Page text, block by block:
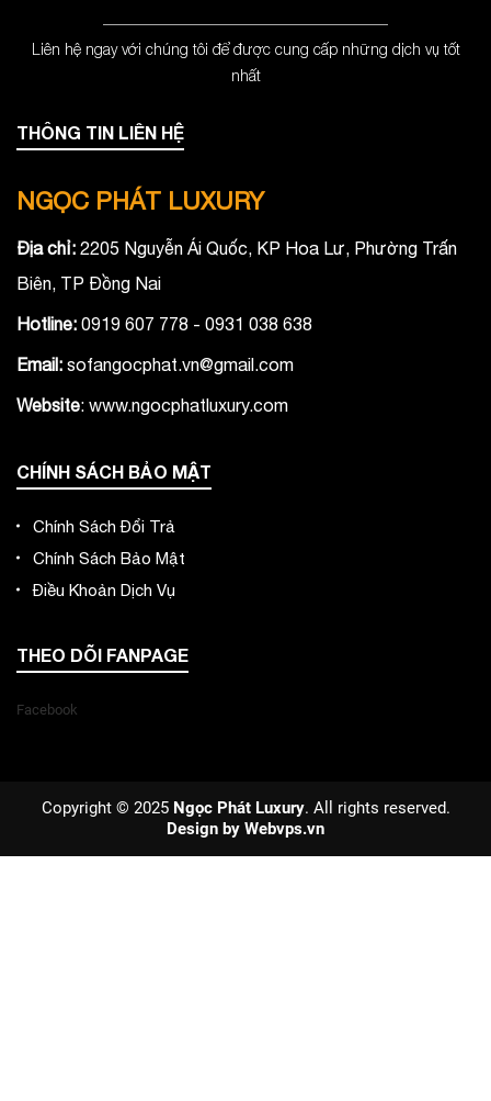
Liên hệ ngay với chúng tôi để được cung cấp những dịch vụ tốt
nhất
THÔNG TIN LIÊN HỆ
NGỌC PHÁT LUXURY
Địa chỉ: 2205 Nguyễn Ái Quốc, KP Hoa Lư, Phường Trấn
Biên, TP Đồng Nai
Hotline: 0919 607 778 - 0931 038 638
Email: sofangocphat.vn@gmail.com
Website: www.ngocphatluxury.com
CHÍNH SÁCH BẢO MẬT
Chính Sách Đổi Trả
Chính Sách Bảo Mật
Điều Khoản Dịch Vụ
THEO DÕI FANPAGE
Facebook
Copyright © 2025 Ngọc Phát Luxury. All rights reserved.
Design by Webvps.vn